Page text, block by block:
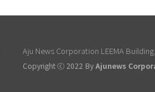
Aju News Corporation LEEMA
Copyright ⓒ 2022 ByAjunews